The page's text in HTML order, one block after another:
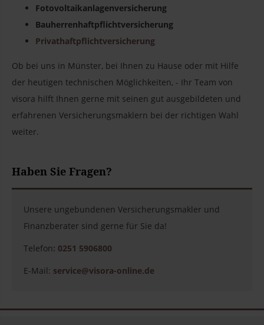
Fotovoltaikanlagenversicherung
Bauherrenhaftpflichtversicherung
Privathaftpflichtversicherung
Ob bei uns in Münster, bei Ihnen zu Hause oder mit Hilfe
der heutigen technischen Möglichkeiten, - Ihr Team von
visora hilft Ihnen gerne mit seinen gut ausgebildeten und
erfahrenen Versicherungsmaklern bei der richtigen Wahl
weiter.
Haben Sie Fragen?
Unsere ungebundenen Versicherungsmakler und
Finanzberater sind gerne für Sie da!
Telefon: 0251 5906800
E-Mail: service@visora-online.de